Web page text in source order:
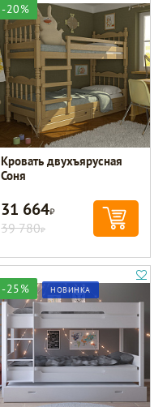
-20%
Кровать двухъярусная
Соня
31 664Р
39 780Р
-25% НОВИНКА